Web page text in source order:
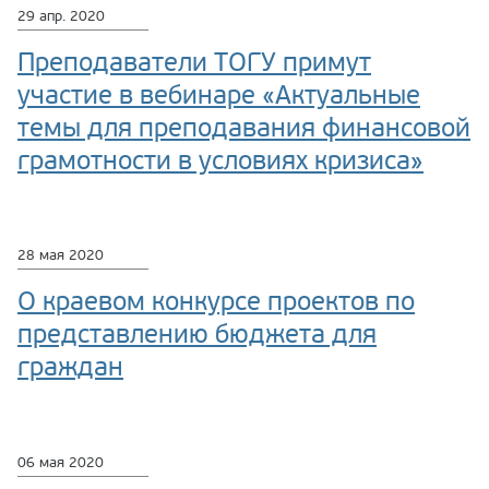
29 апр. 2020
Преподаватели ТОГУ примут
участие в вебинаре «Актуальные
темы для преподавания финансовой
грамотности в условиях кризиса»
28 мая 2020
О краевом конкурсе проектов по
представлению бюджета для
граждан
06 мая 2020